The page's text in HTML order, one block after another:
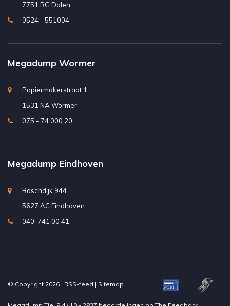
7751 BG Dalen
0524 - 551004
Megadump Wormer
Papiermakerstraat 1
1531 NA Wormer
075 - 74 000 20
Megadump Eindhoven
Boschdijk 944
5627 AC Eindhoven
040-741 00 41
© Copyright 2026 | RSS-feed | Sitemap